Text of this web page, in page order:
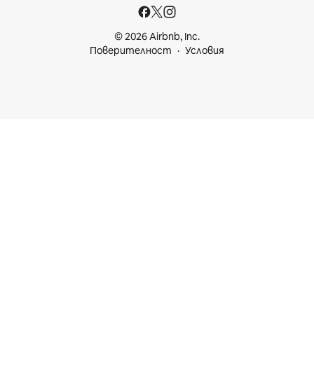
© 2026 Airbnb, Inc.
Поверителност
Условия